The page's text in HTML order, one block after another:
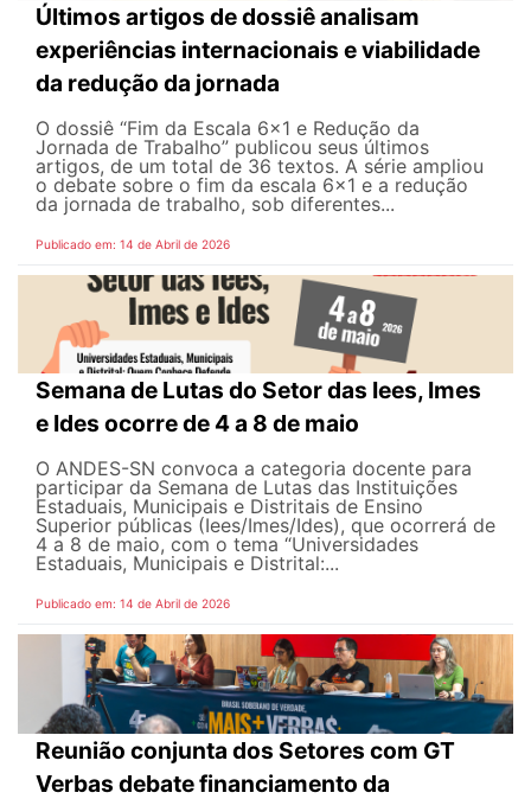
Últimos artigos de dossiê analisam
experiências internacionais e viabilidade
da redução da jornada
O dossiê “Fim da Escala 6×1 e Redução da
Jornada de Trabalho” publicou seus últimos
artigos, de um total de 36 textos. A série ampliou
o debate sobre o fim da escala 6x1 e a redução
da jornada de trabalho, sob diferentes...
Publicado em: 14 de Abril de 2026
Semana de Lutas do Setor das Iees, Imes
e Ides ocorre de 4 a 8 de maio
O ANDES-SN convoca a categoria docente para
participar da Semana de Lutas das Instituições
Estaduais, Municipais e Distritais de Ensino
Superior públicas (Iees/Imes/Ides), que ocorrerá de
4 a 8 de maio, com o tema “Universidades
Estaduais, Municipais e Distrital:...
Publicado em: 14 de Abril de 2026
Reunião conjunta dos Setores com GT
Verbas debate financiamento da